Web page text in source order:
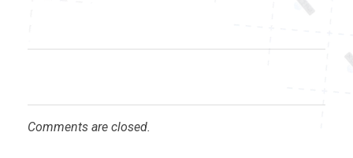
Comments are closed.